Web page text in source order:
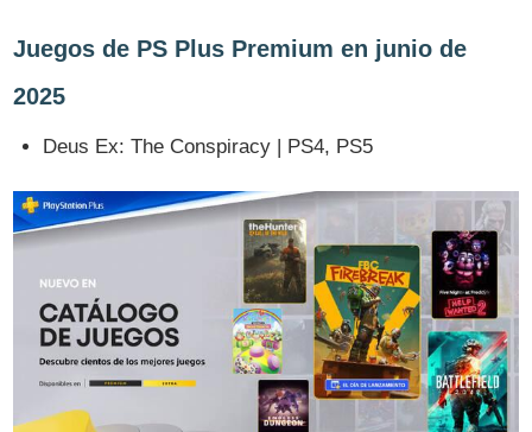
Juegos de PS Plus Premium en junio de
2025
Deus Ex: The Conspiracy | PS4, PS5